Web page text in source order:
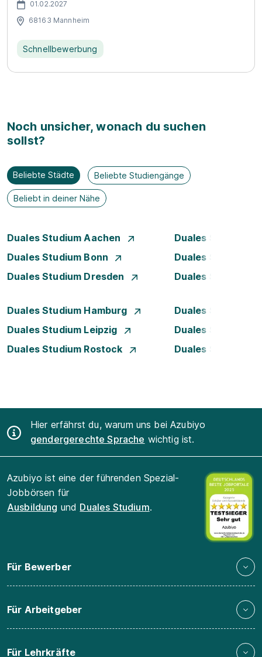
01.02.2027
68163 Mannheim
Schnellbewerbung
Noch unsicher, wonach du suchen
sollst?
Beliebte Städte Beliebte Studiengänge
Beliebt in deiner Nähe
Duales Studium Aachen
Duales Studium
Duales Studium Bonn
Duales Studium
Duales Studium Dresden
Duales Studium
Duales Studium Hamburg
Duales Studium
Duales Studium Leipzig
Duales Studium
Duales Studium Rostock
Duales Studium
Hier erfährst du, warum uns bei Azubiyo
gendergerechte Sprache wichtig ist.
Azubiyo ist eine der führenden Spezial-
Jobbörsen für
Ausbildung und Duales Studium.
Für Bewerber
Für Arbeitgeber
Für Lehrkräfte